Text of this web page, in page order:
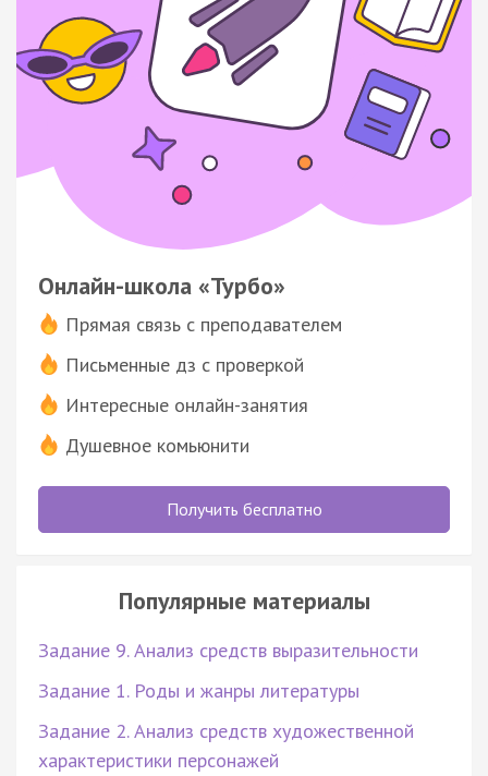
Онлайн-школа «Турбо»
Прямая связь с преподавателем
Письменные дз с проверкой
Интересные онлайн-занятия
Душевное комьюнити
Получить бесплатно
Популярные материалы
Задание 9. Анализ средств выразительности
Задание 1. Роды и жанры литературы
Задание 2. Анализ средств художественной
характеристики персонажей